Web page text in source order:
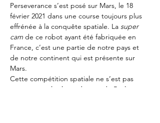
Perseverance s’est posé sur Mars, le 18
février 2021 dans une course toujours plus
effrénée à la conquête spatiale. La super
cam de ce robot ayant été fabriquée en
France, c’est une partie de notre pays et
de notre continent qui est présente sur
Mars.
Cette compétition spatiale ne s’est pas
arrêtée avec la chute du mur de Berlin.